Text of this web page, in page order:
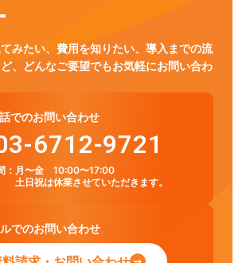
みたい、費用を知りたい、導入までの流
、
どんなご要望でもお気軽にお問い合わ
でのお問い合わせ
6712-9721
： 月〜金 10:00〜17:00
土日祝は休業させていただきます。
でのお問い合わせ